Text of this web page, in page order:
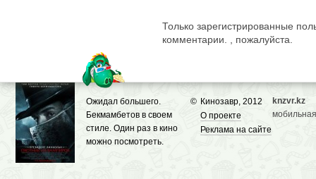
Только зарегистрированные
комментарии. , пожалуйста.
© Кинозавр, 2012
О проекте
Реклама на сайте
Ожидал большего.
Бекмамбетов в своем
стиле. Один раз в кино
можно посмотреть.
knzvr.kz